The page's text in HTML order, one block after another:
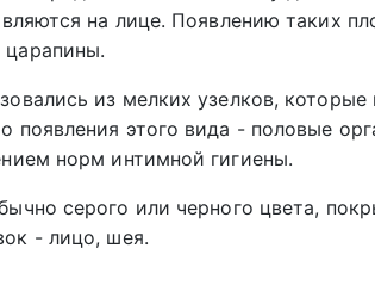
на лице. Появлению таких
из мелких узелков,
этого вида - половые
норм интимной гигиены.
серого или черного цвета,
- лицо, шея.